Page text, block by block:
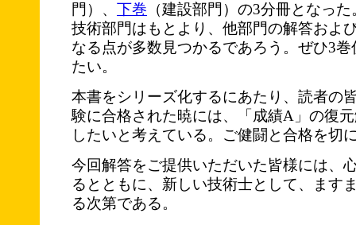
門）、 下巻 （建設部門）の3分冊となっ
技術部門はもとより、他部門の解答およ
なる点が多数見つかるであろう。ぜひ3
たい。
本書をシリーズ化するにあたり、読者の
験に合格された暁には、「成績A」の復
したいと考えている。ご健闘と合格を切
今回解答をご提供いただいた皆様には、
るとともに、新しい技術士として、ます
る次第である。